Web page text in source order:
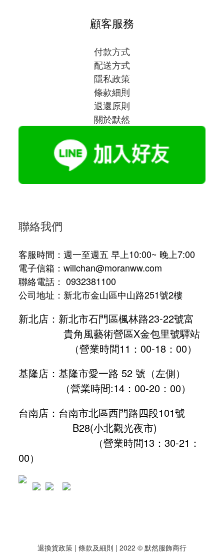
顧客服務
付款方式
配送方式
隱私政策
條款細則
退還原則
關於默然
聯絡我們
客服時間：週一至週五 早上10:00~ 晚上7:00
電子信箱：willchan@moranww.com
聯絡電話： 0932381100
公司地址：新北市金山區中山路251號2樓
新北店：新北市石門區楓林路23-22號富
貴角風藝術營區X金包里號驛站
（營業時間11：00-18：00）
基隆店：基隆市愛一路 52 號（左側）
（營業時間:14：00-20：00）
台南店：台南市北區西門路四段101號
B28(小北觀光夜市)
（營業時間13：30-21：
00）
退換貨政策 | 條款及細則 | 2022 © 默然服飾商行